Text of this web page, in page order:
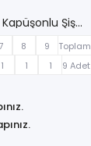
Slazenger NAPOLI Unisex Çocuk Kapüşonlu Şişme Gri Mont & Kaban
7 8 9
Toplam
1 1 1 9 Adet